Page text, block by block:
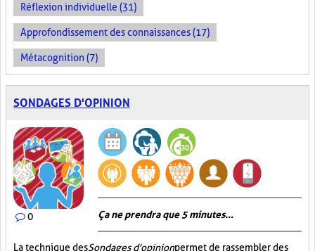
Réflexion individuelle (31)
Approfondissement des connaissances (17)
Métacognition (7)
SONDAGES D'OPINION
0 Ça ne prendra que 5 minutes...
La technique desSondages d'opinionpermet de rassembler des